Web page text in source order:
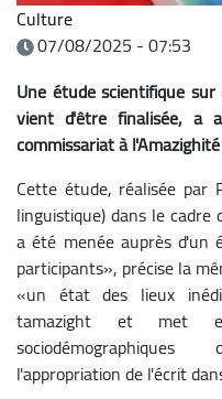
Culture
07/08/2025 - 07:53
Une étude scientifique
vient d'être finalisée, a
commissariat à
Cette étude, réalisée par
linguistique) dans le
a été menée auprès d'un
participants», précise la
«un état des lieux
tamazight et met
l'appropriation de l'écrit